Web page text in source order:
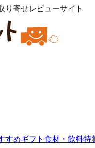
り寄せレビューサイト
すめギフト 食材・飲料特